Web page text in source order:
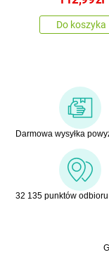
Do koszyka
Darmowa wysyłka
32 135 punktów